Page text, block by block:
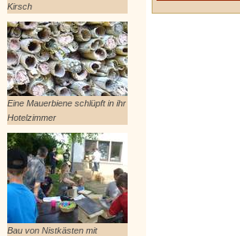
Kirsch
Eine Mauerbiene schlüpft in ihr
Hotelzimmer
Bau von Nistkästen mit